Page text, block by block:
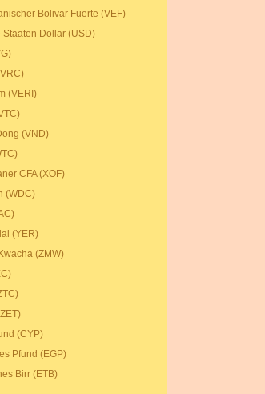
Bolivar Fuerte (VEF)
Staaten Dollar (USD)
(VERI)
(VND)
CFA (XOF)
(WDC)
(YER)
(ZMW)
(CYP)
Pfund (EGP)
Birr (ETB)